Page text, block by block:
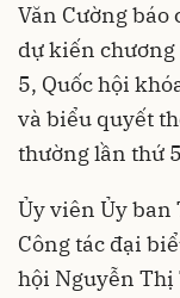
Văn Cường
dự kiến
5, Quốc hội
và biểu quyết
thường lần thứ
Ủy viên Ủy ban
Công tác đại
hội Nguyễn Thị